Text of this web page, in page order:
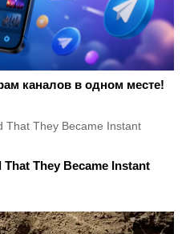
каналов в одном месте!
That They Became Instant